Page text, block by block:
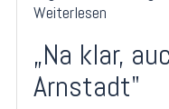
Weiterlesen
„Na klar,
Arnstadt"